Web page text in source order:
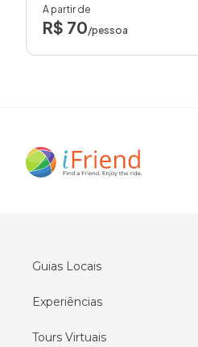
A partir de
R$ 70/pessoa
Guias Locais
Experiências
Tours Virtuais